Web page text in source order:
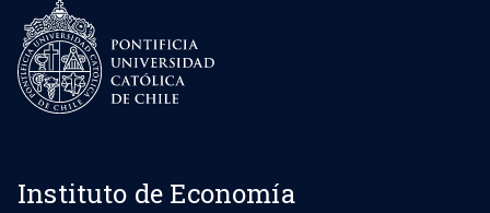
Instituto de Economía